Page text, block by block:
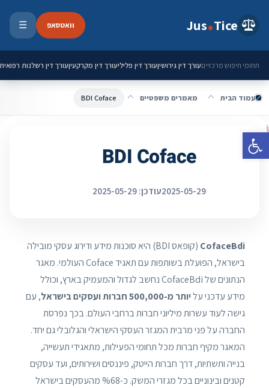
פתח סרגל נגישות
Jus Tice וואטסאפ ☰
תחומי חיפוש מרכזייםעורך דין גירושיןעורך דין פליליעורך דין מקרקעיןעורך דין רשלנות רפואית
עמוד הבית מאמרים משפטיים BDI Coface
BDI Coface
2025-05-29עודכן: 2025-05-29
CofaceBdi
(קופאס BDI) היא סוכנות מידע ודירוג עסקי מובילה
בישראל, הפועלת בשותפות עם תאגיד Coface העולמי. מאגר
הנתונים של CofaceBdi נחשב לגדול והמעמיק בארץ, וכולל
מידע עדכני עליותר מ-500,000 חברות ועסקים בישראל
, עם
גישה לעוד עשרות מיליוני חברות ברחבי העולם. בכך נפרסת
החברה על פני מרבית המגזר העסקי הישראלי והגלובלי גם יחד.
המאגר מקיף חברות מכל תחומי הפעילות, מתאגידי תעשייה,
בנייה ותשתיות, דרך חברות הייטק, פיננסים ושירותים, ועד עסקים
קטנים ובינוניים בכל מגזרי המשק. כ-%68 מהעסקים בישראל